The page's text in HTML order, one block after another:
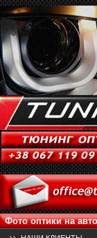
Фото оптики на авто